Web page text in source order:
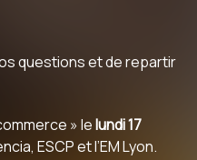
questions et de repartir
» lelundi 17
ESCP et l’EM Lyon.